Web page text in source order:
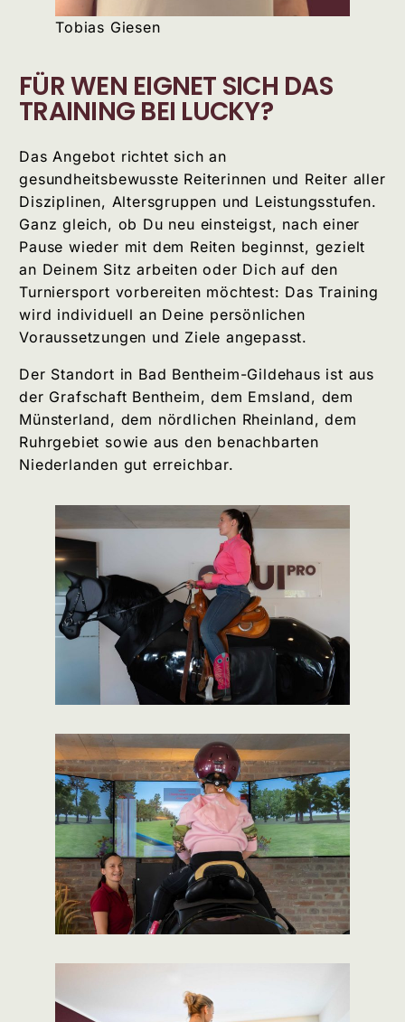
Tobias Giesen
FÜR WEN EIGNET SICH DAS
TRAINING BEI LUCKY?
Das Angebot richtet sich an
gesundheitsbewusste Reiterinnen und Reiter aller
Disziplinen, Altersgruppen und Leistungsstufen.
Ganz gleich, ob Du neu einsteigst, nach einer
Pause wieder mit dem Reiten beginnst, gezielt
an Deinem Sitz arbeiten oder Dich auf den
Turniersport vorbereiten möchtest: Das Training
wird individuell an Deine persönlichen
Voraussetzungen und Ziele angepasst.
Der Standort in Bad Bentheim-Gildehaus ist aus
der Grafschaft Bentheim, dem Emsland, dem
Münsterland, dem nördlichen Rheinland, dem
Ruhrgebiet sowie aus den benachbarten
Niederlanden gut erreichbar.